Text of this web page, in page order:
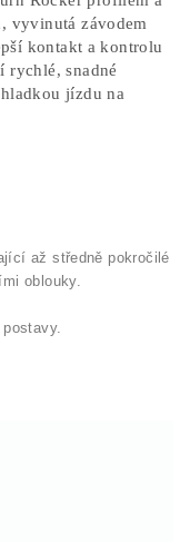
vyvinutá závodem
kontakt a kontrolu
rychlé, snadné
jízdu na
až středně pokročilé
oblouky.